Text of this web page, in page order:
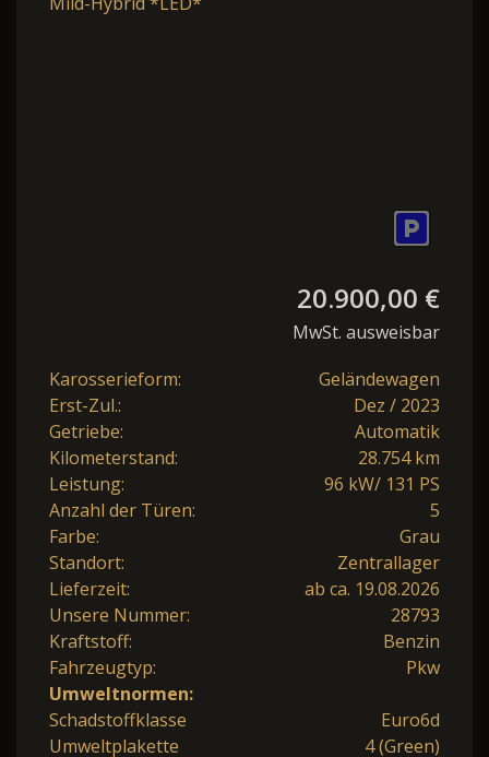
*LED*
20.900,00 €
MwSt. ausweisbar
Karosserieform:
Geländewagen
Erst-Zul.:
Dez / 2023
Getriebe:
Automatik
Kilometerstand:
28.754 km
Leistung:
96 kW/ 131 PS
Anzahl der Türen:
5
Farbe:
Grau
Standort:
Zentrallager
Lieferzeit:
ab ca. 19.08.2026
Unsere Nummer:
28793
Kraftstoff:
Benzin
Fahrzeugtyp:
Pkw
Umweltnormen:
Schadstoffklasse
Euro6d
Umweltplakette
4 (Green)